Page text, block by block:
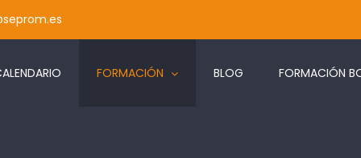
FORMACIÓN BLOG FORMACIÓN